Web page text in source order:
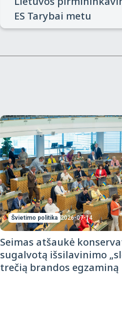
ES Tarybai metu
Švietimo politika 2026-07-14
Seimas atšaukė
sugalvotą išsilavinimo
trečią brandos egzaminą